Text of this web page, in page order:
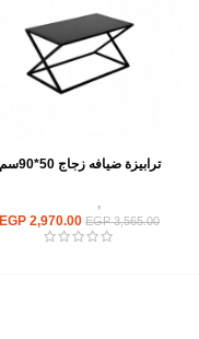
ترابيزة ضيافه زجاج 50*90سم
,
EGP3,565.00
EGP 2,970.00